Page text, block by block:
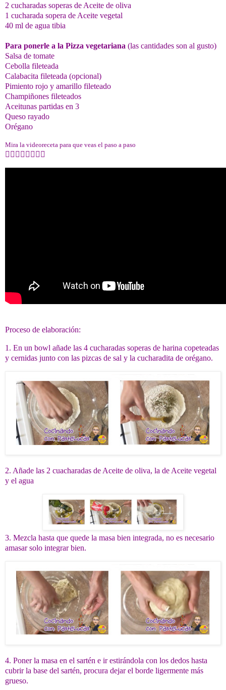
2 cucharadas soperas de Aceite de oliva
1 cucharada sopera de Aceite vegetal
40 ml de agua tibia
Para ponerle a la Pizza vegetariana (las cantidades son al gusto)
Salsa de tomate
Cebolla fileteada
Calabacita fileteada (opcional)
Pimiento rojo y amarillo fileteado
Champiñones fileteados
Aceitunas partidas en 3
Queso rayado
Orégano
Mira la videoreceta para que veas el paso a paso
👇🏻👇🏻👇🏻👇🏻
Proceso de elaboración:
1. En un bowl añade las 4 cucharadas soperas de harina copeteadas
y cernidas junto con las pizcas de sal y la cucharadita de orégano.
2. Añade las 2 cuacharadas de Aceite de oliva, la de Aceite vegetal
y el agua
3. Mezcla hasta que quede la masa bien integrada, no es necesario
amasar solo integrar bien.
4. Poner la masa en el sartén e ir estirándola con los dedos hasta
cubrir la base del sartén, procura dejar el borde ligermente más
grueso.